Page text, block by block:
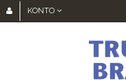
KONTO